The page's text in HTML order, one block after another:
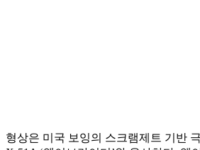
형상은 미국 보잉의 스크램제트 기반